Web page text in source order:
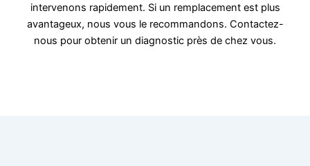
intervenons rapidement. Si un remplacement est plus
avantageux, nous vous le recommandons. Contactez-
nous pour obtenir un diagnostic près de chez vous.